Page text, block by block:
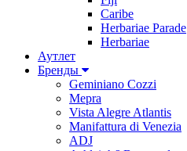
Caribe
Herbariae Parade
Herbariae
Аутлет
Бренды
Geminiano Cozzi
Mepra
Vista Alegre Atlantis
Manifattura di Venezia
ADJ